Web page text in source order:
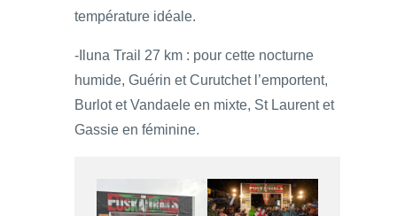
température idéale.
-Iluna Trail 27 km : pour cette nocturne
humide, Guérin et Curutchet l’emportent,
Burlot et Vandaele en mixte, St Laurent et
Gassie en féminine.